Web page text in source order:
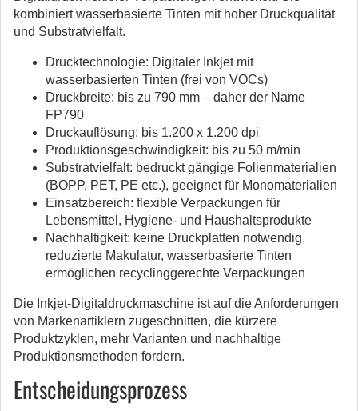
kombiniert wasserbasierte Tinten mit hoher Druckqualität
und Substratvielfalt.
Drucktechnologie: Digitaler Inkjet mit
wasserbasierten Tinten (frei von VOCs)
Druckbreite: bis zu 790 mm – daher der Name
FP790
Druckauflösung: bis 1.200 x 1.200 dpi
Produktionsgeschwindigkeit: bis zu 50 m/min
Substratvielfalt: bedruckt gängige Folienmaterialien
(BOPP, PET, PE etc.), geeignet für Monomaterialien
Einsatzbereich: flexible Verpackungen für
Lebensmittel, Hygiene- und Haushaltsprodukte
Nachhaltigkeit: keine Druckplatten notwendig,
reduzierte Makulatur, wasserbasierte Tinten
ermöglichen recyclinggerechte Verpackungen
Die Inkjet-Digitaldruckmaschine ist auf die Anforderungen
von Markenartiklern zugeschnitten, die kürzere
Produktzyklen, mehr Varianten und nachhaltige
Produktionsmethoden fordern.
Entscheidungsprozess